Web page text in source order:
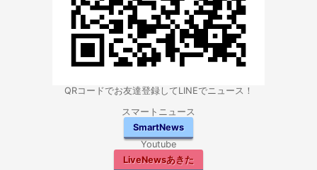
QRコードでお友達登録してLINEでニュース！
スマートニュース
SmartNews
Youtube
LiveNewsあきた